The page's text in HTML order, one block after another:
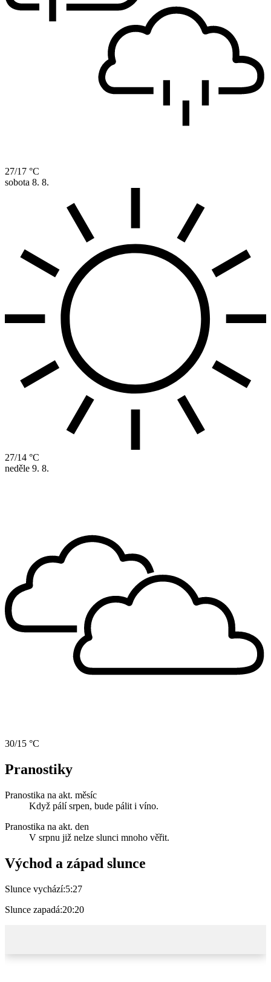
27/17 °C
sobota 8. 8.
27/14 °C
neděle 9. 8.
30/15 °C
Pranostiky
Pranostika na akt. měsíc
Když pálí srpen, bude pálit i víno.
Pranostika na akt. den
V srpnu již nelze slunci mnoho věřit.
Východ a západ slunce
Slunce vychází:5:27
Slunce zapadá:20:20